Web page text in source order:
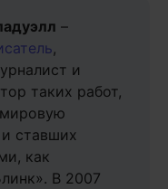
–
,
и
таких работ,
ставших
как
В 2007